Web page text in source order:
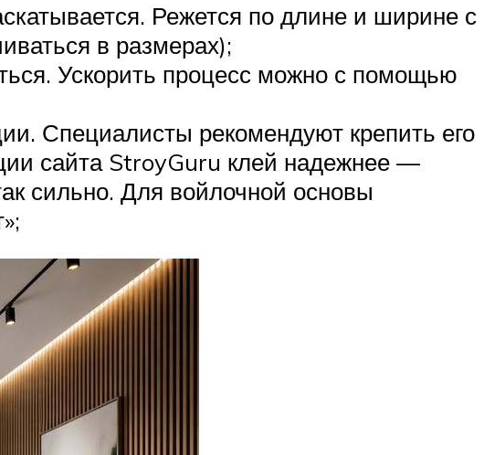
Режется по длине и ширине с
в размерах);
Ускорить процесс можно с помощью
Специалисты рекомендуют крепить его
сайта StroyGuru клей надежнее —
сильно. Для войлочной основы